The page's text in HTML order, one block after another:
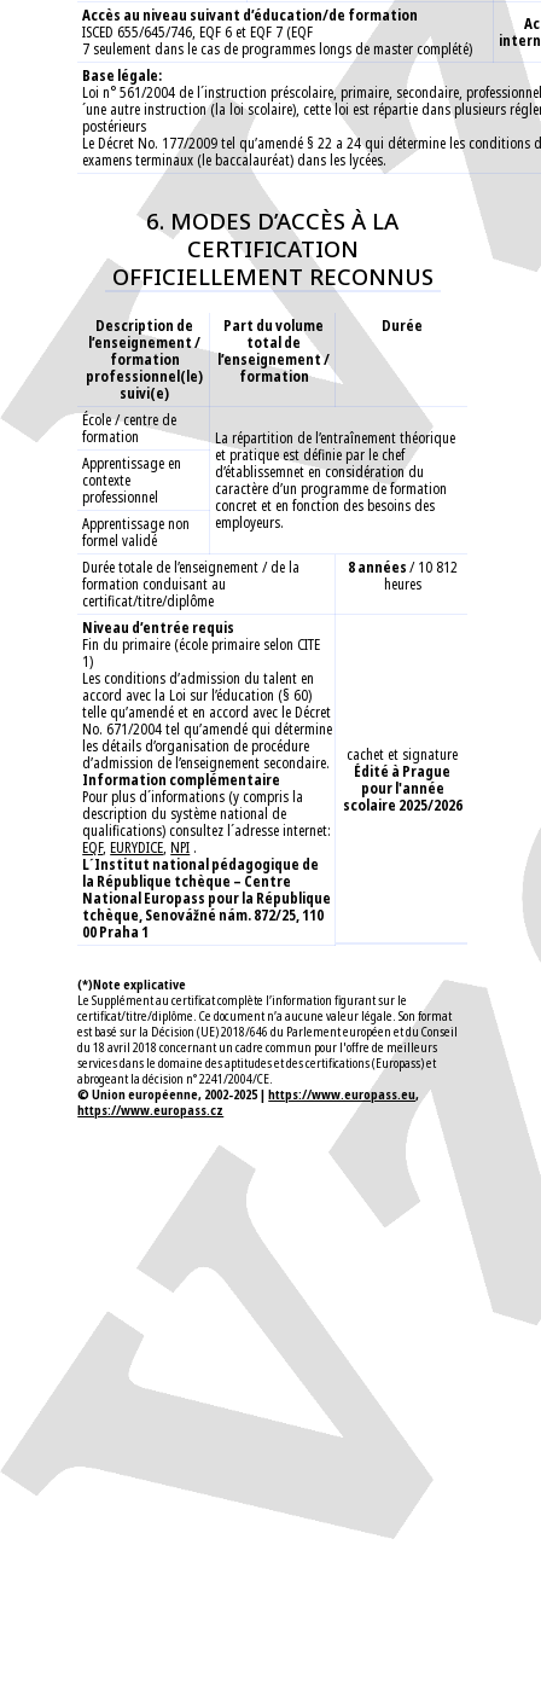
Accès au niveau suivant d’éducation/de formation
ISCED 655/645/746, EQF 6 et EQF 7 (EQF
7 seulement dans le cas de programmes longs de master complété)
Base légale:
Loi n° 561/2004 de l´instruction préscolaire, primaire, secondaire,
´une autre instruction (la loi scolaire), cette loi est répartie dans plusieurs
postérieurs
Le Décret No. 177/2009 tel qu’amendé § 22 a 24 qui détermine les conditions
examens terminaux (le baccalauréat) dans les lycées.
6. MODES D’ACCÈS À LA
CERTIFICATION
OFFICIELLEMENT RECONNUS
Description de
l’enseignement /
formation
professionnel(le)
suivi(e)
Part du volume
total de
l’enseignement /
formation
Durée
École / centre de
formation
La répartition de l’entraînement théorique
et pratique est définie par le chef
d’établissemnet en considération du
caractère d’un programme de formation
concret et en fonction des besoins des
employeurs.
Apprentissage en
contexte
professionnel
Apprentissage non
formel validé
Durée totale de l’enseignement / de la
formation conduisant au
certificat/titre/diplôme
8 années/ 10 812
heures
Niveau d’entrée requis
Fin du primaire (école primaire selon CITE
1)
Les conditions d’admission du talent en
accord avec la Loi sur l’éducation (§ 60)
telle qu’amendé et en accord avec le Décret
No. 671/2004 tel qu’amendé qui détermine
les détails d’organisation de procédure
d’admission de l’enseignement secondaire.
Information complémentaire
Pour plus d´informations (y compris la
description du système national de
qualifications) consultez l´adresse internet:
EQF,EURYDICE,NPI .
L´Institut national pédagogique de
la République tchèque – Centre
National Europass pour la République
tchèque, Senovážné nám. 872/25, 110
00 Praha 1
cachet et signature
Édité à Prague
pour l'année
scolaire 2025/2026
(*)Note explicative
Le Supplément au certificat complète l’information figurant sur le
certificat/titre/diplôme. Ce document n’a aucune valeur légale. Son format
est basé sur la Décision (UE) 2018/646 du Parlement européen et du Conseil
du 18 avril 2018 concernant un cadre commun pour l'offre de meilleurs
services dans le domaine des aptitudes et des certifications (Europass) et
abrogeant la décision n° 2241/2004/CE.
© Union européenne, 2002-2025 |https://www.europass.eu,
https://www.europass.cz